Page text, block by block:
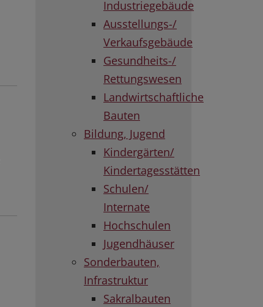
Industriegebäude
Ausstellungs-/
Verkaufsgebäude
Gesundheits-/
Rettungswesen
Landwirtschaftliche
Bauten
Bildung, Jugend
Kindergärten/
Kindertagesstätten
Schulen/
Internate
Hochschulen
Jugendhäuser
Sonderbauten,
Infrastruktur
Sakralbauten